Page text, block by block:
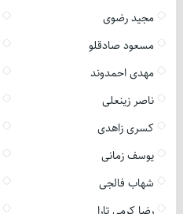
مجید رضوی
مسعود صادقلو
مهدی احمدوند
ناصر زینعلی
کسری زاهدی
یوسف زمانی
شهاب فالجی